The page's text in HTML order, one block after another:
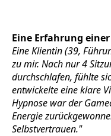
Eine Erfahrung
Eine Klientin (39,
zu mir. Nach nur 4
durchschlafen, fühlte
entwickelte eine klare
Hypnose war der
Energie
Selbstvertrauen."